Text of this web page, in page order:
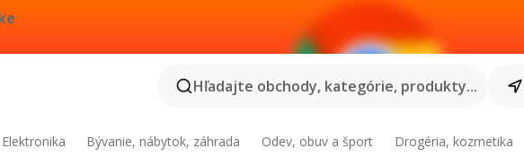
Hľadajte obchody, kategórie, produkty...
Elektronika Bývanie, nábytok, záhrada Odev, obuv a šport Drogéria, kozmetika